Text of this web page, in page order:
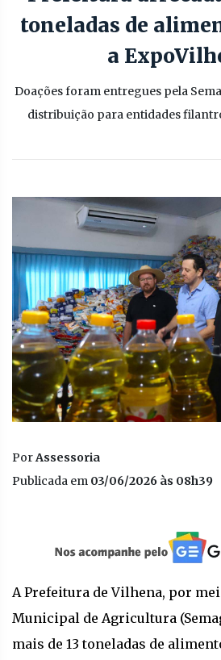
toneladas de
a
Doações foram entregues pela
distribuição para entidades
PorAssessoria
Publicada em 03/06/2026 às 08h39
A Prefeitura de Vilhena, por
Municipal de Agricultura
mais de 13 toneladas de